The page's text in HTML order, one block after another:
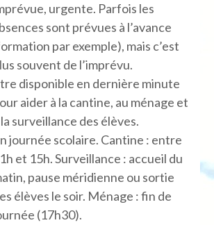
urgente. Parfois les
sont prévues à l’avance
par exemple), mais c’est
souvent de l’imprévu.
disponible en dernière minute
aider à la cantine, au ménage et
la surveillance des élèves.
journée scolaire. Cantine : entre
et 15h. Surveillance : accueil du
pause méridienne ou sortie
élèves le soir. Ménage : fin de
(17h30).